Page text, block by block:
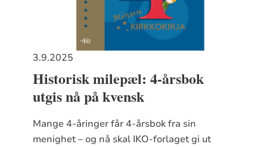
3.9.2025
Historisk milepæl: 4-årsbok
utgis nå på kvensk
Mange 4-åringer får 4-årsbok fra sin
menighet – og nå skal IKO-forlaget gi ut